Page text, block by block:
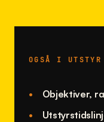
OGSÅ I UTSTYR
Objektiver,